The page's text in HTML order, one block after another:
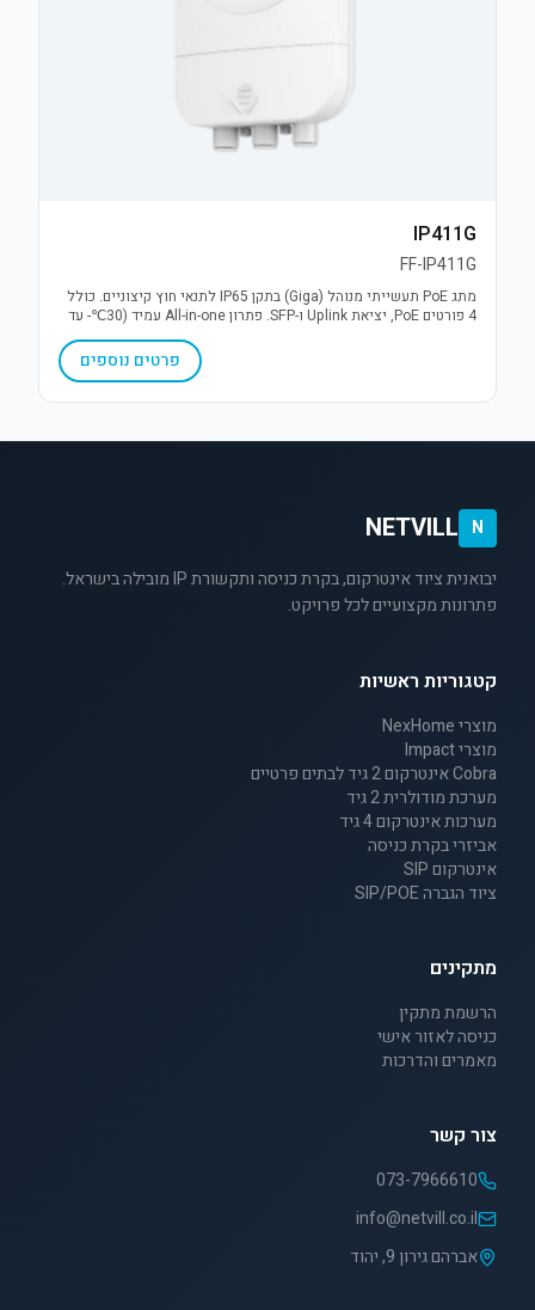
IP411G
FF-IP411G
מתג PoE תעשייתי מנוהל (Giga) בתקן IP65 לתנאי חוץ קיצוניים. כולל
4 פורטים PoE, יציאת Uplink ו-SFP. פתרון All-in-one עמיד (30℃- עד
פרטים נוספים
N
NETVILL
יבואנית ציוד אינטרקום, בקרת כניסה ותקשורת IP מובילה בישראל.
פתרונות מקצועיים לכל פרויקט.
קטגוריות ראשיות
מוצרי NexHome
מוצרי Impact
Cobra אינטרקום 2 גיד לבתים פרטיים
מערכת מודולרית 2 גיד
מערכות אינטרקום 4 גיד
אביזרי בקרת כניסה
אינטרקום SIP
ציוד הגברה SIP/POE
מתקינים
הרשמת מתקין
כניסה לאזור אישי
מאמרים והדרכות
צור קשר
073-7966610
info@netvill.co.il
אברהם גירון 9, יהוד